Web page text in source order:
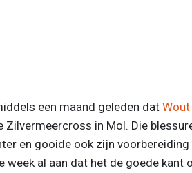
een maand geleden dat Wout
Zilvermeercross in Mol. Die
en gooide ook zijn
week al aan dat het de goede kant